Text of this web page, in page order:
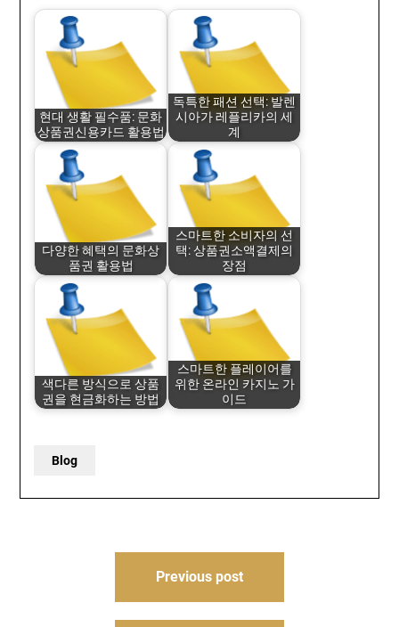
현대 생활 필수품: 문화
상품권신용카드 활용법
독특한 패션 선택: 발렌
시아가 레플리카의 세
계
다양한 혜택의 문화상
품권 활용법
스마트한 소비자의 선
택: 상품권소액결제의
장점
색다른 방식으로 상품
권을 현금화하는 방법
스마트한 플레이어를
위한 온라인 카지노 가
이드
Blog
Previous post